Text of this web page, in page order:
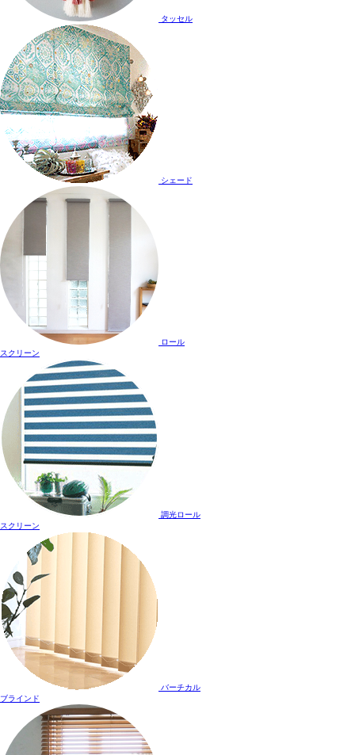
タッセル
シェード
ロール
スクリーン
調光ロール
スクリーン
バーチカル
ブラインド